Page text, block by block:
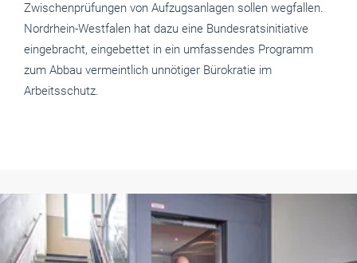
Zwischenprüfungen von Aufzugsanlagen sollen wegfallen.
Nordrhein-Westfalen hat dazu eine Bundesratsinitiative
eingebracht, eingebettet in ein umfassendes Programm
zum Abbau vermeintlich unnötiger Bürokratie im
Arbeitsschutz.